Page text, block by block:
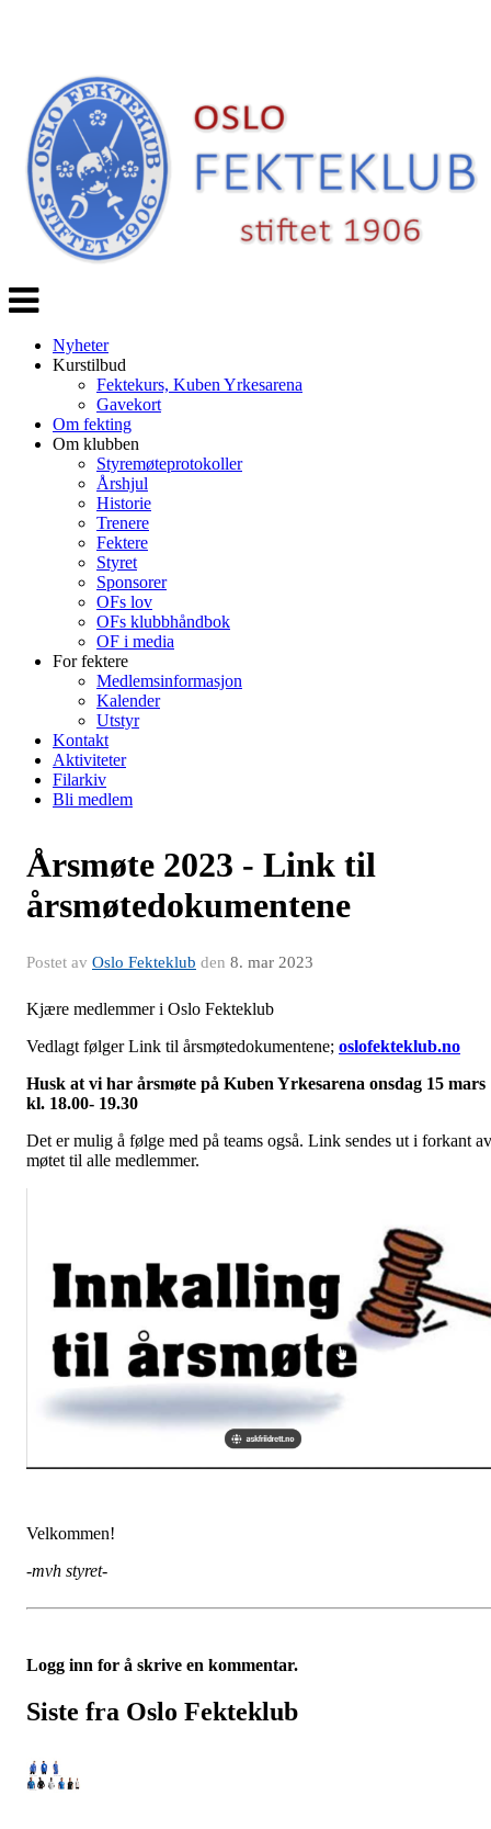
Veksle
navigasjon
Nyheter
Kurstilbud
Fektekurs, Kuben Yrkesarena
Gavekort
Om fekting
Om klubben
Styremøteprotokoller
Årshjul
Historie
Trenere
Fektere
Styret
Sponsorer
OFs lov
OFs klubbhåndbok
OF i media
For fektere
Medlemsinformasjon
Kalender
Utstyr
Kontakt
Aktiviteter
Filarkiv
Bli medlem
Årsmøte 2023 - Link til
årsmøtedokumentene
Postet av Oslo Fekteklub den 8. mar 2023
Kjære medlemmer i Oslo Fekteklub
Vedlagt følger Link til årsmøtedokumentene; oslofekteklub.no
Husk at vi har årsmøte på Kuben Yrkesarena onsdag 15 mars
kl. 18.00- 19.30
Det er mulig å følge med på teams også. Link sendes ut i forkant av
møtet til alle medlemmer.
Velkommen!
-mvh styret-
Logg inn for å skrive en kommentar.
Siste fra Oslo Fekteklub